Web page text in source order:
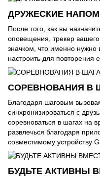
ДРУЖЕСКИЕ
После того, как вы
оповещения, трекер
значком, что именно
настроить для повторения
СОРЕВНОВАНИЯ В
Благодаря шаговым
синхронизироваться с
соревноваться в шагах на
развлечься благодаря
совместимому устройству
БУДЬТЕ АКТИВНЫ